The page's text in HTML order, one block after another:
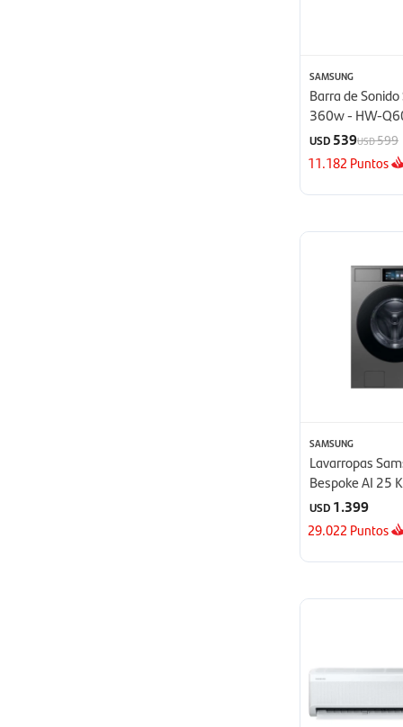
SAMSUNG
Barra de
360w - HW-
USD 539USD599
11.182 Puntos
SAMSUNG
Lavarropas
Bespoke AI 25
USD 1.399
29.022 Puntos